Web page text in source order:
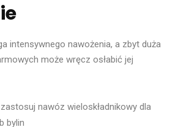
intensywnego nawożenia, a zbyt duża
może wręcz osłabić jej
nawóz wieloskładnikowy dla
bylin